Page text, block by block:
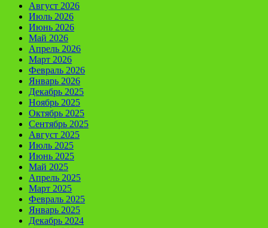
Август 2026
Июль 2026
Июнь 2026
Май 2026
Апрель 2026
Март 2026
Февраль 2026
Январь 2026
Декабрь 2025
Ноябрь 2025
Октябрь 2025
Сентябрь 2025
Август 2025
Июль 2025
Июнь 2025
Май 2025
Апрель 2025
Март 2025
Февраль 2025
Январь 2025
Декабрь 2024